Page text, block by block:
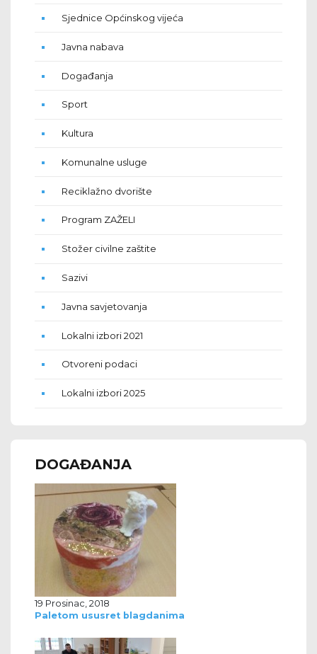
Sjednice Općinskog vijeća
Javna nabava
Događanja
Sport
Kultura
Komunalne usluge
Reciklažno dvorište
Program ZAŽELI
Stožer civilne zaštite
Sazivi
Javna savjetovanja
Lokalni izbori 2021
Otvoreni podaci
Lokalni izbori 2025
DOGAĐANJA
19 Prosinac, 2018
Paletom ususret blagdanima